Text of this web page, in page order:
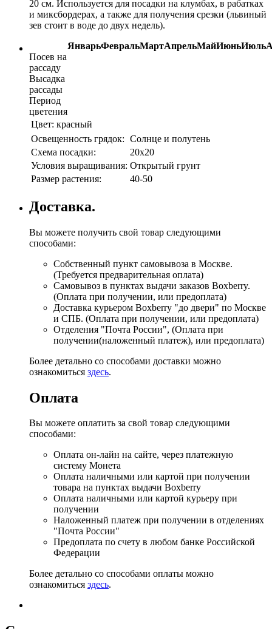
20 см. Используется для посадки на клумбах, в рабатках
и миксбордерах, а также для получения срезки (львиный
зев стоит в воде до двух недель).
ЯнварьФевральМартАпрельМайИюньИюль
Посев на
рассаду
Высадка
рассады
Период
цветения
Цвет: красный
Освещенность грядок: Солнце и полутень
Схема посадки:
20х20
Условия выращивания: Открытый грунт
Размер растения:
40-50
Доставка.
Вы можете получить свой товар следующими
способами:
Собственный пункт самовывоза в Москве.
(Требуется предварительная оплата)
Самовывоз в пунктах выдачи заказов Boxberry.
(Оплата при получении, или предоплата)
Доставка курьером Boxberry "до двери" по Москве
и СПБ. (Оплата при получении, или предоплата)
Отделения "Почта России", (Оплата при
получении(наложенный платеж), или предоплата)
Более детально со способами доставки можно
ознакомиться здесь.
Оплата
Вы можете оплатить за свой товар следующими
способами:
Оплата он-лайн на сайте, через платежную
систему Монета
Оплата наличными или картой при получении
товара на пунктах выдачи Boxberry
Оплата наличными или картой курьеру при
получении
Наложенный платеж при получении в отделениях
"Почта России"
Предоплата по счету в любом банке Российской
Федерации
Более детально со способами оплаты можно
ознакомиться здесь.